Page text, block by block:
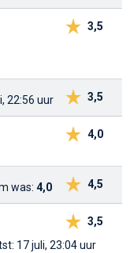
3,5
3,5
22:56 uur
4,0
4,5
was: 4,0
3,5
17 juli, 23:04 uur